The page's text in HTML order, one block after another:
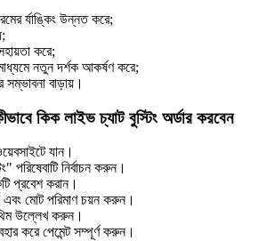
র্যাঙ্কিং উন্নত করে;
করে;
মাধ্যমে নতুন দর্শক আকর্ষণ করে;
সম্ভাবনা বাড়ায়।
কিক লাইভ চ্যাট বুস্টিং অর্ডার করবেন
যান।
পরিষেবাটি নির্বাচন করুন।
প্রবেশ করান।
এবং মোট পরিমাণ চয়ন করুন।
উল্লেখ করুন।
করে পেমেন্ট সম্পূর্ণ করুন।